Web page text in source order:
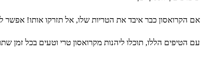
אם הקרואסון כבר איבד את הטריות שלו, אל תזרקו אותו!
עם הטיפים הללו, תוכלו ליהנות מקרואסון טרי וטעים בכל זמן